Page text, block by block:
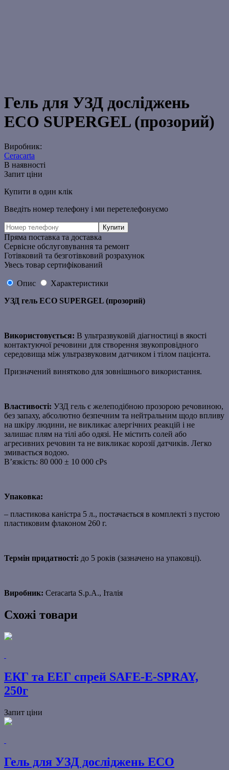
Гель для УЗД досліджень
ECO SUPERGEL (прозорий)
Виробник:
Ceracarta
В наявності
Запит ціни
Купити в один клік
Введіть номер телефону і ми перетелефонуємо
Пряма поставка та доставка
Сервісне обслуговування та ремонт
Готівковий та безготівковий розрахунок
Увесь товар сертифікований
Опис
Характеристики
УЗД гель ECO SUPERGEL (прозорий)
Використовується: В ультразвуковій діагностиці в якості
контактуючої речовини для створення звукопровідного
середовища між ультразвуковим датчиком і тілом пацієнта.
Призначений винятково для зовнішнього використання.
Властивості: УЗД гель є желеподібною прозорою речовиною,
без запаху, абсолютно безпечним та нейтральним щодо впливу
на шкіру людини, не викликає алергічних реакцій і не
залишає плям на тілі або одязі. Не містить солей або
агресивних речовин та не викликає корозії датчиків. Легко
змивається водою.
В’язкість: 80 000 ± 10 000 cPs
Упаковка:
– пластикова каністра 5 л., постачається в комплекті з пустою
пластиковим флаконом 260 г.
Термін придатності: до 5 років (зазначено на упаковці).
Виробник: Ceracarta S.p.A., Італія
Схожі товари
ЕКГ та ЕЕГ спрей SAFE-E-SPRAY,
250г
Запит ціни
Гель для УЗД досліджень ECO